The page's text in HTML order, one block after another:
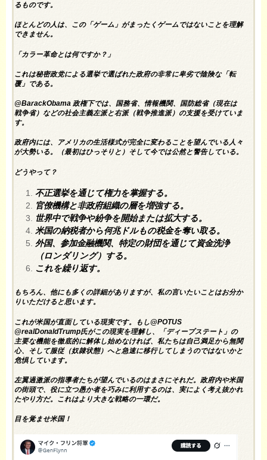
るものです。
ほとんどの人は、この「ゲーム」がまったくゲームではないことを理解
できません。
「カラー革命とは何ですか？」
これは秘密政党による選挙で選ばれた政府の非常に卑劣で陰険な「転
覆」である。
@BarackObama 政権下では、国務省、情報機関、国防総省（現在は
戦争省）などの社会主義左派と右派（戦争推進派）の支援を受けていま
す。
政府内には、アメリカの生活様式が完全に変わることを望んでいる人々
が大勢いる。（最初はひっそりと）そして今では公然と警告している。
どうやって？
不正選挙を通じて権力を掌握する。
官僚機構と非政府組織の層を増強する。
世界中で戦争や紛争を開始または拡大する。
米国の納税者から何兆ドルもの税金を奪い取る。
外国、参加金融機関、特定の財団を通じて資金洗浄
（ロンダリング）する。
これを繰り返す。
もちろん、他にも多くの詳細がありますが、私の言いたいことはお分か
りいただけると思います。
これが米国が直面している現実です。もし@POTUS
@realDonaldTrump氏がこの現実を理解し、「ディープステート」の
主要な機能を徹底的に解体し始めなければ、私たちは自己満足から無関
心、そして服従（奴隷状態）へと急速に移行してしまうのではないかと
危惧しています。
左翼過激派の指導者たちが望んでいるのはまさにそれだ。政府内や米国
の街頭で、役に立つ愚か者を巧みに利用するのは、実によく考え抜かれ
たやり方だ。これはより大きな戦略の一環だ。
目を覚ませ米国！